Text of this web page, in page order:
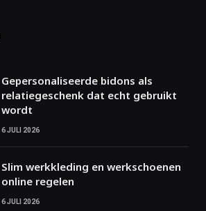
Gepersonaliseerde bidons als
relatiegeschenk dat echt gebruikt
wordt
6 JULI 2026
Slim werkkleding en werkschoenen
online regelen
6 JULI 2026